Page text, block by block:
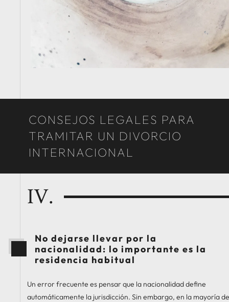
CONSEJOS LEGALES PARA
TRAMITAR UN DIVORCIO
INTERNACIONAL
IV.
No dejarse llevar por la
nacionalidad: lo importante es la
residencia habitual
Un error frecuente es pensar que la nacionalidad define
automáticamente la jurisdicción. Sin embargo, en la mayoría de